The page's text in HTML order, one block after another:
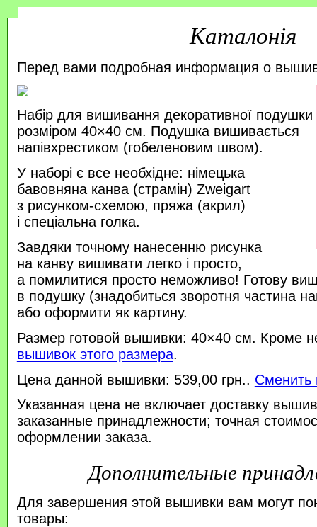
Каталонія
Перед вами подробная информация о
Набір для вишивання декоративної подушки
розміром 40×40 см. Подушка вишивається
напівхрестиком (гобеленовим швом).
У наборі є все необхідне: німецька
бавовняна канва (страмін) Zweigart
з рисунком-схемою, пряжа (акрил)
і спеціальна голка.
Завдяки точному нанесенню рисунка
на канву вишивати легко і просто,
а помилитися просто неможливо! Готову
в подушку (знадобиться зворотня частина
або оформити як картину.
Размер готовой вышивки: 40×40 см. Кроме
вышивок этого размера.
Цена данной вышивки: 539,00 грн.. Сменить
Указанная цена не включает доставку
заказанные принадлежности; точная
оформлении заказа.
Дополнительные
Для завершения этой вышивки вам могут
товары: